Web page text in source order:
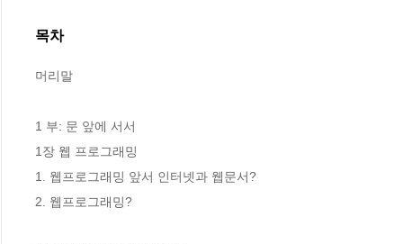
목차
머리말
1 부: 문 앞에 서서
1장 웹 프로그래밍
1. 웹프로그래밍 앞서 인터넷과 웹문서?
2. 웹프로그래밍?